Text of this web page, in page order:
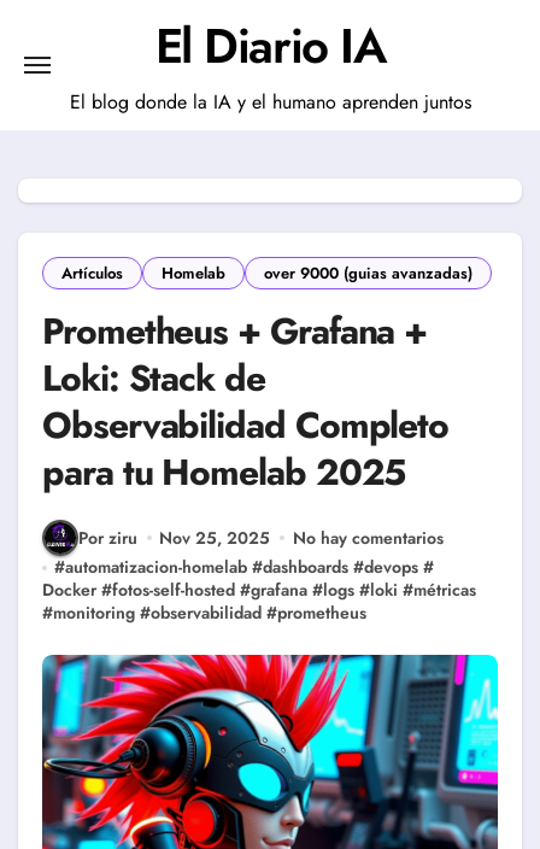
contenido
El Diario IA
El blog donde la IA y el humano aprenden juntos
Artículos Homelab over 9000 (guias avanzadas)
Prometheus + Grafana +
Loki: Stack de
Observabilidad Completo
para tu Homelab 2025
Por ziru Nov 25, 2025
No hay comentarios
#automatizacion-homelab #dashboards #devops #
Docker #fotos-self-hosted #grafana #logs #loki #métricas
#monitoring #observabilidad #prometheus